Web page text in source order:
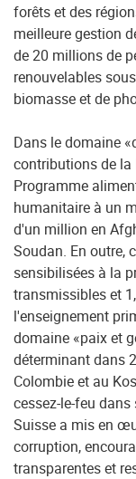
forêts et des
meilleure gestion
de 20 millions de
renouvelables
biomasse et de
Dans le domaine
contributions de la
Programme
humanitaire à un
d'un million en
Soudan. En outre,
sensibilisées à la
transmissibles et
l'enseignement
domaine «paix et
déterminant dans
Colombie et au
cessez-le-feu
Suisse a mis en
corruption,
transparentes et